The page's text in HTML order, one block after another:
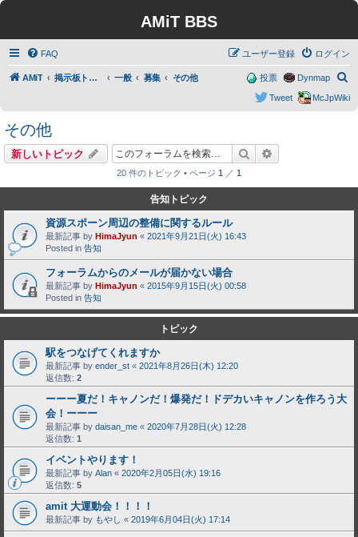
AMiT BBS
FAQ ログイン
ユーザー登録
AMiT 掲示板トップ 一般 募集 その他
索
Dynmap
投票
McJpWiki
Tweet
その他
新しいトピック 検索
20 件のトピック • ページ 1 ／ 1
告知トピック
資源スポーン周辺の整備に関するルール
最新記事 by HimaJyun « 2021年9月21日(火) 16:43
Posted in 告知
フォーラムからのメールが届かない場合
最新記事 by HimaJyun « 2015年9月15日(火) 00:58
Posted in 告知
トピック
駅をつなげてくれますか
最新記事 by ender_st « 2021年8月26日(木) 12:20
返信数: 2
ーーー夏だ！キャノンだ！爆発だ！ドデカいキャノンを作ろう大
会！ーーー
最新記事 by daisan_me « 2020年7月28日(火) 12:28
返信数: 1
イベントやります！
最新記事 by Alan « 2020年2月05日(水) 19:16
返信数: 5
amit 大運動会！！！！
最新記事 by もやし « 2019年6月04日(火) 17:14